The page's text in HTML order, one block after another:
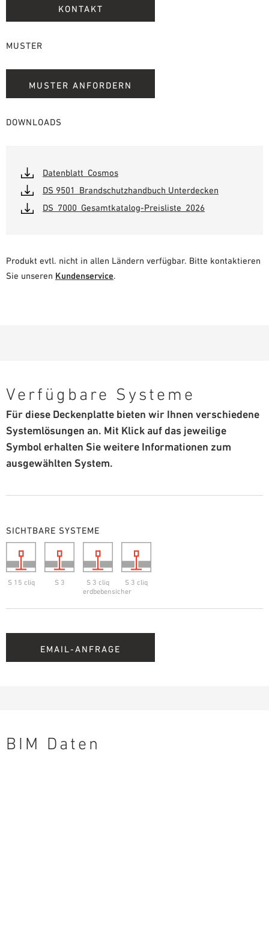
KONTAKT
MUSTER
MUSTER ANFORDERN
DOWNLOADS
Datenblatt_Cosmos
DS 9501_Brandschutzhandbuch Unterdecken
DS_7000_Gesamtkatalog-Preisliste_2026
Produkt evtl. nicht in allen Ländern verfügbar. Bitte kontaktieren
Sie unseren Kundenservice.
Verfügbare Systeme
Für diese Deckenplatte bieten wir Ihnen verschiedene
Systemlösungen an. Mit Klick auf das jeweilige
Symbol erhalten Sie weitere Informationen zum
ausgewählten System.
SICHTBARE SYSTEME
S 15 cliq S 3
S 3 cliq
erdbebensicher
S 3 cliq
EMAIL-ANFRAGE
BIM Daten